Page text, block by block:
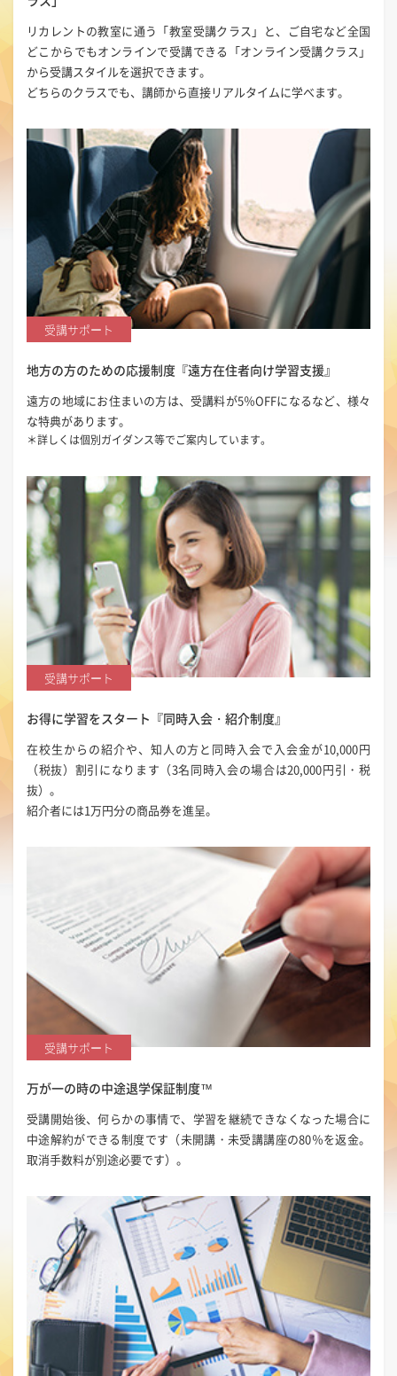
リカレントの教室に通う「教室受講クラス」と、ご自宅など全国
どこからでもオンラインで受講できる「オンライン受講クラス」
から受講スタイルを選択できます。
どちらのクラスでも、講師から直接リアルタイムに学べます。
受講サポート
地方の方のための応援制度 『遠方在住者向け学習支援』
遠方の地域にお住まいの方は、受講料が5％OFFになるなど、様々
な特典があります。
＊詳しくは個別ガイダンス等でご案内しています。
受講サポート
お得に学習をスタート 『同時入会・紹介制度』
在校生からの紹介や、知人の方と同時入会で入会金が10,000円
（税抜）割引になります（3名同時入会の場合は20,000円引・税
抜）。
紹介者には1万円分の商品券を進呈。
受講サポート
万が一の時の中途退学保証制度™
受講開始後、何らかの事情で、学習を継続できなくなった場合に
中途解約ができる制度です（未開講・未受講講座の80％を返金。
取消手数料が別途必要です）。